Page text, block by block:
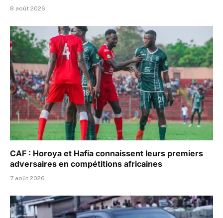
8 août 2026
CAF : Horoya et Hafia connaissent leurs premiers
adversaires en compétitions africaines
7 août 2026